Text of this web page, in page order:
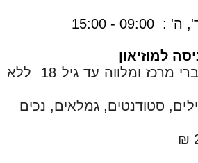
- 15:00
למוזיאון
ילדים עד גיל 6, חברי מרכז ומלווה עד גיל 18 ללא
ל 6 - 12 , חיילים, סטודנטים, גמלאים, נכים